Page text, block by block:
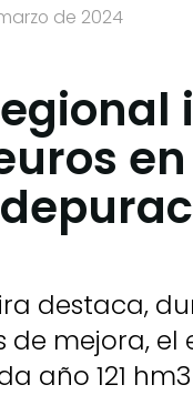
de 2024
destaca,
mejora, el
año 121 hm3